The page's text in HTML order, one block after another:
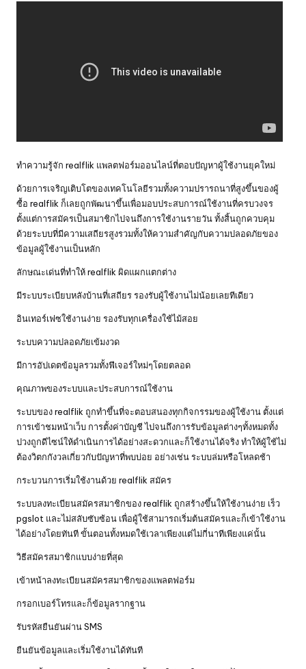
ทำความรู้จัก realflik แพลตฟอร์มออนไลน์ที่ตอบปัญหาผู้ใช้งานยุคใหม่
ด้วยการเจริญเติบโตของเทคโนโลยีรวมทั้งความปรารถนาที่สูงขึ้นของผู้
ซื้อ realflik ก็เลยถูกพัฒนาขึ้นเพื่อมอบประสบการณ์ใช้งานที่ครบวงจร
ตั้งแต่การสมัครเป็นสมาชิกไปจนถึงการใช้งานรายวัน ทั้งสิ้นถูกควบคุม
ด้วยระบบที่มีความเสถียรสูงรวมทั้งให้ความสำคัญกับความปลอดภัยของ
ข้อมูลผู้ใช้งานเป็นหลัก
ลักษณะเด่นที่ทำให้ realflik ผิดแผกแตกต่าง
มีระบบระเบียบหลังบ้านที่เสถียร รองรับผู้ใช้งานไม่น้อยเลยทีเดียว
อินเทอร์เฟซใช้งานง่าย รองรับทุกเครื่องใช้ไม้สอย
ระบบความปลอดภัยเข้มงวด
มีการอัปเดตข้อมูลรวมทั้งฟีเจอร์ใหม่ๆโดยตลอด
คุณภาพของระบบและประสบการณ์ใช้งาน
ระบบของ realflik ถูกทำขึ้นที่จะตอบสนองทุกกิจกรรมของผู้ใช้งาน ตั้งแต่
การเข้าชมหน้าเว็บ การตั้งค่าบัญชี ไปจนถึงการรับข้อมูลต่างๆทั้งหมดทั้ง
ปวงถูกดีไซน์ให้ดำเนินการได้อย่างสะดวกและก็ใช้งานได้จริง ทำให้ผู้ใช้ไม่
ต้องวิตกกังวลเกี่ยวกับปัญหาที่พบบ่อย อย่างเช่น ระบบล่มหรือโหลดช้า
กระบวนการเริ่มใช้งานด้วย realflik สมัคร
ระบบลงทะเบียนสมัครสมาชิกของ realflik ถูกสร้างขึ้นให้ใช้งานง่าย เร็ว
pgslot และไม่สลับซับซ้อน เพื่อผู้ใช้สามารถเริ่มต้นสมัครและก็เข้าใช้งาน
ได้อย่างโดยทันที ขั้นตอนทั้งหมดใช้เวลาเพียงแต่ไม่กี่นาทีเพียงแค่นั้น
วิธีสมัครสมาชิกแบบง่ายที่สุด
เข้าหน้าลงทะเบียนสมัครสมาชิกของแพลตฟอร์ม
กรอกเบอร์โทรและก็ข้อมูลรากฐาน
รับรหัสยืนยันผ่าน SMS
ยืนยันข้อมูลและเริ่มใช้งานได้ทันที